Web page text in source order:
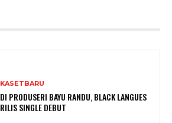
KASETBARU
DI PRODUSERI BAYU RANDU, BLACK LANGUES
RILIS SINGLE DEBUT